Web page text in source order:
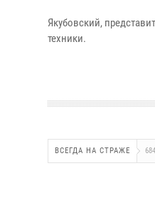
Якубовский,
техники.
ВСЕГДА НА СТРАЖЕ 684